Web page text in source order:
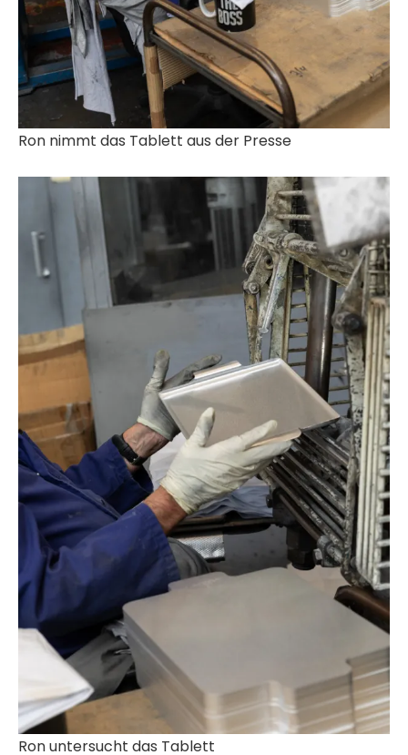
Ron nimmt das Tablett aus der Presse
Ron untersucht das Tablett